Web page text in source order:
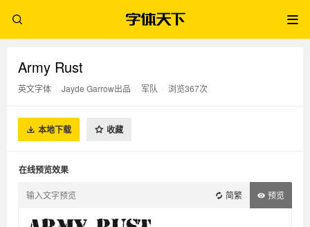
Army Rust
英文字体 Jayde Garrow出品 军队 浏览367次
本地下载 收藏
在线预览效果
简繁 预览